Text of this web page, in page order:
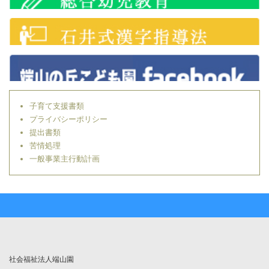
子育て支援書類
プライバシーポリシー
提出書類
苦情処理
一般事業主行動計画
社会福祉法人端山園